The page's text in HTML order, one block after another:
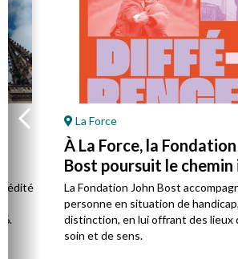
édité
La Force
À La Force, la
Bost poursuit le
par son fondateur
La Fondation John Bost
personne en situation de
distinction, en lui offrant des lieux
soin et de sens.